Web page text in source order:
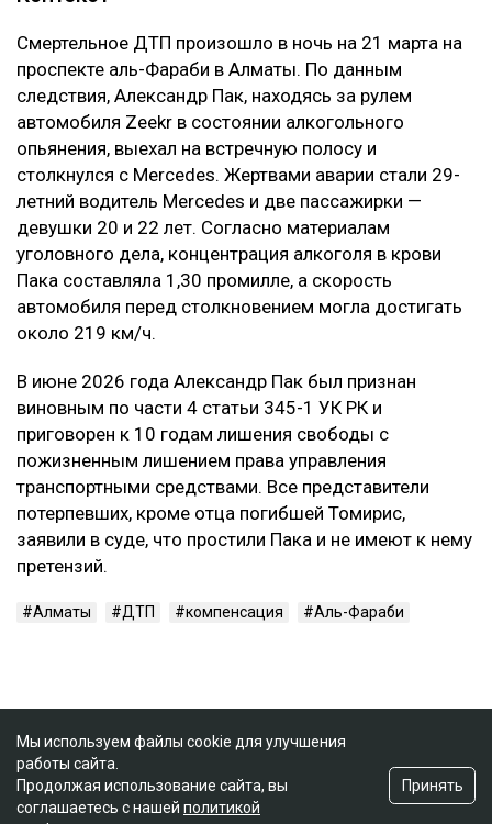
Смертельное ДТП произошло в ночь на 21 марта на
проспекте аль-Фараби в Алматы. По данным
следствия, Александр Пак, находясь за рулем
автомобиля Zeekr в состоянии алкогольного
опьянения, выехал на встречную полосу и
столкнулся с Mercedes. Жертвами аварии стали 29-
летний водитель Mercedes и две пассажирки —
девушки 20 и 22 лет. Согласно материалам
уголовного дела, концентрация алкоголя в крови
Пака составляла 1,30 промилле, а скорость
автомобиля перед столкновением могла достигать
около 219 км/ч.
В июне 2026 года Александр Пак был признан
виновным по части 4 статьи 345-1 УК РК и
приговорен к 10 годам лишения свободы с
пожизненным лишением права управления
транспортными средствами. Все представители
потерпевших, кроме отца погибшей Томирис,
заявили в суде, что простили Пака и не имеют к нему
претензий.
Алматы ДТП компенсация Аль-Фараби
Мы используем файлы cookie для улучшения
работы сайта.
Продолжая использование сайта, вы
соглашаетесь с нашей политикой
Принять